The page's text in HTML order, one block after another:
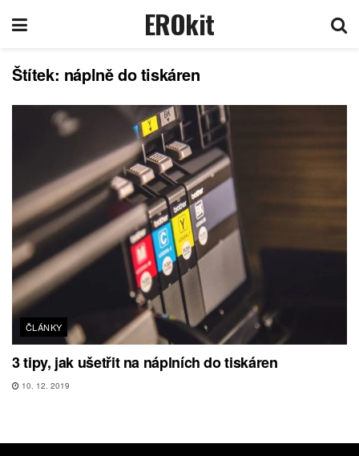
EROkit
Štítek: náplně do tiskáren
ČLÁNKY
3 tipy, jak ušetřit na náplních do tiskáren
10. 12. 2019